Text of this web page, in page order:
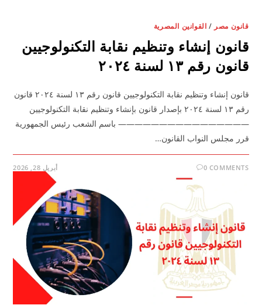
قانون مصر / القوانين المصرية
قانون إنشاء وتنظيم نقابة التكنولوجيين
قانون رقم ١٣ لسنة ٢٠٢٤
قانون إنشاء وتنظيم نقابة التكنولوجيين قانون رقم ١٣ لسنة ٢٠٢٤ قانون
رقم ١٣ لسنة ٢٠٢٤ بإصدار قانون بإنشاء وتنظيم نقابة التكنولوجيين
———————————————— باسم الشعب رئيس الجمهورية
قرر مجلس النواب القانون…
0 COMMENTS أبريل 28, 2026